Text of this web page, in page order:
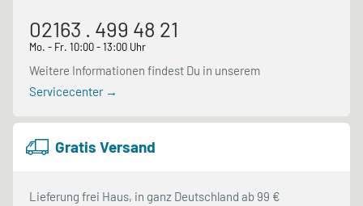
02163 . 499 48 21
Mo. - Fr. 10:00 - 13:00 Uhr
Weitere Informationen findest Du in unserem
Servicecenter →
Gratis Versand
Lieferung frei Haus, in ganz Deutschland ab 99 €